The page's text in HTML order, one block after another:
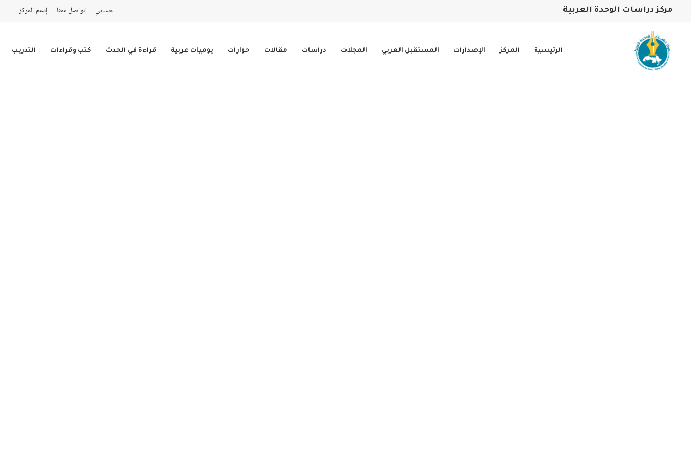
مركز دراسات الوحدة العربية حسابي تواصل معنا إدعم المركز
الرئيسية المركز الإصدارات المستقبل العربي المجلات دراسات مقالات حوارات يوميات عربية قراءة في الحدث كتب وقراءات التدريب